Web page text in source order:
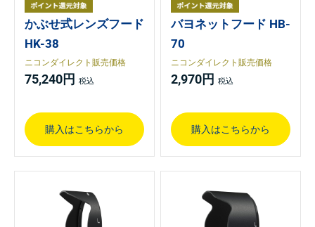
かぶせ式レンズフード
HK-38
ニコンダイレクト販売価格
75,240円
購入はこちらから
バヨネットフード HB-
70
ニコンダイレクト販売価格
2,970円
購入はこちらから